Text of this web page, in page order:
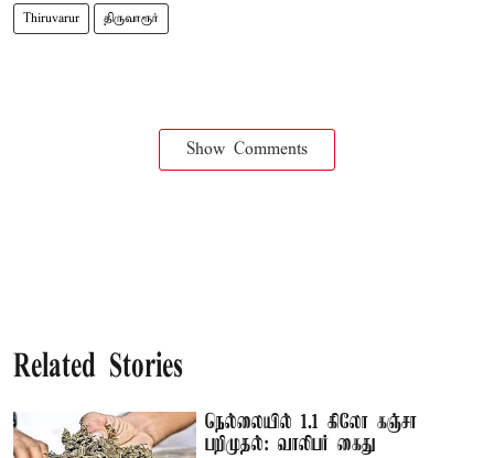
Thiruvarur திருவாரூர்
Show Comments
Related Stories
நெல்லையில் 1.1 கிலோ கஞ்சா
பறிமுதல்: வாலிபர் கைது